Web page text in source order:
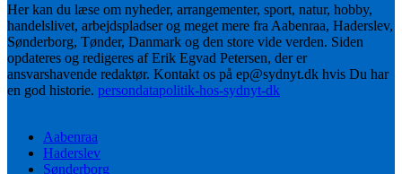
Her kan du læse om nyheder, arrangementer, sport, natur, hobby,
handelslivet, arbejdspladser og meget mere fra Aabenraa, Haderslev,
Sønderborg, Tønder, Danmark og den store vide verden. Siden
opdateres og redigeres af Erik Egvad Petersen, der er
ansvarshavende redaktør. Kontakt os på ep@sydnyt.dk hvis Du har
en god historie. persondatapolitik-hos-sydnyt-dk
Aabenraa
Haderslev
Sønderborg